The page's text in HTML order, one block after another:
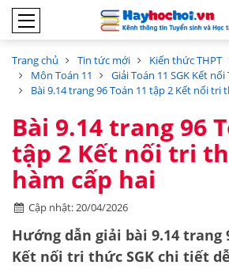
Trang chủ Tin tức mới Kiến thức THPT
Môn Toán 11
Giải Toán 11 SGK Kết
Bài 9.14 trang 96 Toán 11 tập 2 Kết nối tri
Bài 9.14 trang 96
tập 2 Kết nối tri
hàm cấp hai
Cập nhật: 20/04/2026
Hướng dẫn giải bài 9.14 trang
Kết nối tri thức SGK chi tiết